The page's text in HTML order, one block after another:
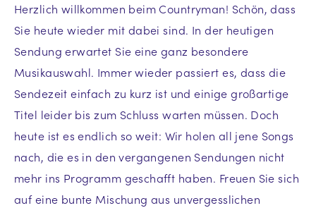
Herzlich willkommen beim Countryman! Schön, dass
Sie heute wieder mit dabei sind. In der heutigen
Sendung erwartet Sie eine ganz besondere
Musikauswahl. Immer wieder passiert es, dass die
Sendezeit einfach zu kurz ist und einige großartige
Titel leider bis zum Schluss warten müssen. Doch
heute ist es endlich so weit: Wir holen all jene Songs
nach, die es in den vergangenen Sendungen nicht
mehr ins Programm geschafft haben. Freuen Sie sich
auf eine bunte Mischung aus unvergesslichen